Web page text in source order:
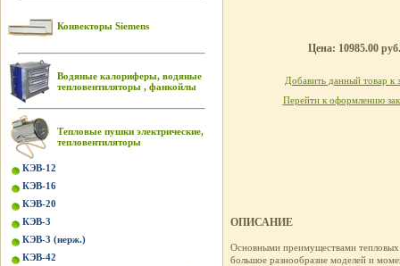
Конвекторы Siemens
Водяные калориферы, водяные
тепловентиляторы , фанкойлы
Тепловые пушки электрические,
тепловентиляторы
КЭВ-12
КЭВ-16
КЭВ-20
КЭВ-3
КЭВ-3 (нерж.)
КЭВ-42
Цена: 10985.00 руб.
Добавить данный товар к
Перейти к оформлению
ОПИСАНИЕ
Основными преимуществами
большое разнообразие моделей и